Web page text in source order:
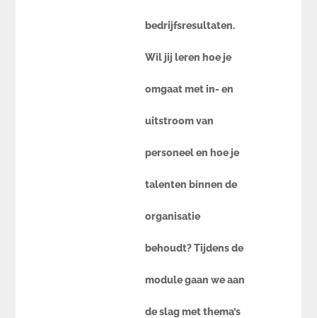
bedrijfsresultaten.
Wil jij leren hoe je
omgaat met in- en
uitstroom van
personeel en hoe je
talenten binnen de
organisatie
behoudt? Tijdens de
module gaan we aan
de slag met thema’s